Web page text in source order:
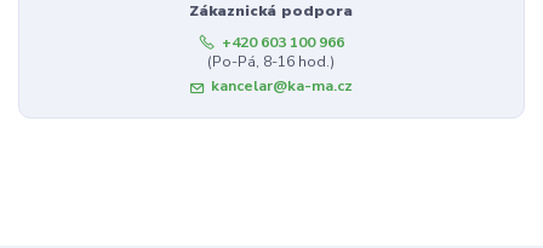
Zákaznická podpora
+420 603 100 966
(Po-Pá, 8-16 hod.)
kancelar@ka-ma.cz